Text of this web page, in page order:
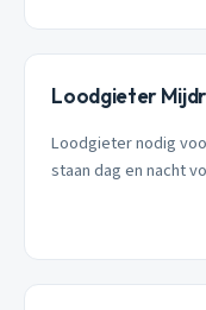
Loodgieter
Loodgieter nodig
staan dag en nacht